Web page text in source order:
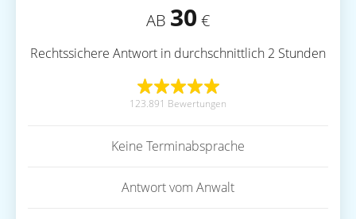
AB 30 €
Rechtssichere Antwort in durchschnittlich 2 Stunden
123.891 Bewertungen
Keine Terminabsprache
Antwort vom Anwalt